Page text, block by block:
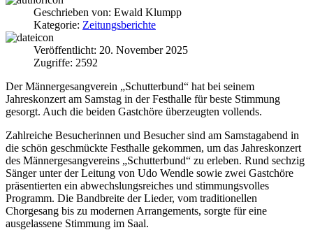
Geschrieben von: Ewald Klumpp
Kategorie: Zeitungsberichte
Veröffentlicht: 20. November 2025
Zugriffe: 2592
Der Männergesangverein „Schutterbund“ hat bei seinem
Jahreskonzert am Samstag in der Festhalle für beste Stimmung
gesorgt. Auch die beiden Gastchöre überzeugten vollends.
Zahlreiche Besucherinnen und Besucher sind am Samstagabend in
die schön geschmückte Festhalle gekommen, um das Jahreskonzert
des Männergesangvereins „Schutterbund“ zu erleben. Rund sechzig
Sänger unter der Leitung von Udo Wendle sowie zwei Gastchöre
präsentierten ein abwechslungsreiches und stimmungsvolles
Programm. Die Bandbreite der Lieder, vom traditionellen
Chorgesang bis zu modernen Arrangements, sorgte für eine
ausgelassene Stimmung im Saal.